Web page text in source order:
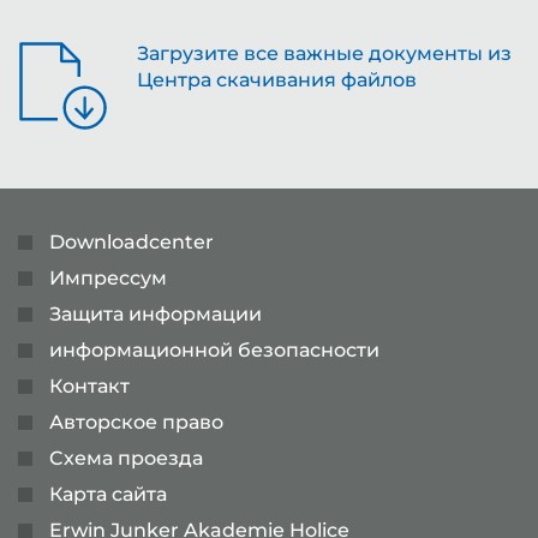
Загрузите все важные документы из
Центра скачивания файлов
Downloadcenter
Импрессум
Защита информации
информационной безопасности
Контакт
Авторское право
Cхема проезда
Карта сайта
Erwin Junker Akademie Holice